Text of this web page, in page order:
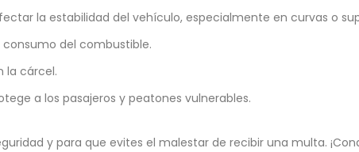
la estabilidad del vehículo, especialmente en curvas o
del combustible.
la cárcel.
a los pasajeros y peatones vulnerables.
y para que evites el malestar de recibir una multa.